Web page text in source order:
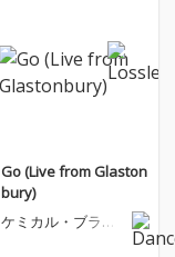
Go (Live from Glaston
bury)
ケミカル・ブラザ